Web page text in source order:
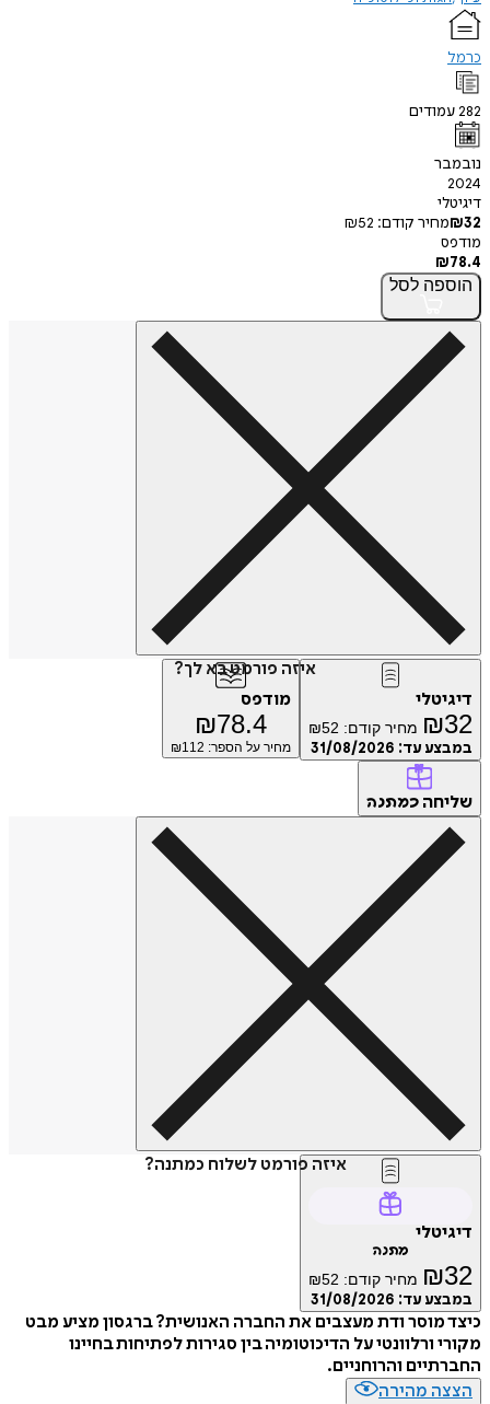
כרמל
282עמודים
נובמבר
2024
דיגיטלי
₪32 מחיר קודם: ₪52
מודפס
₪78.4
הוספה לסל
איזה פורמט בא לך?
דיגיטלי
₪32 מחיר קודם: ₪52
במבצע עד: 31/08/2026
מודפס
₪78.4
מחיר על הספר: ₪ 112
שליחה כמתנה
איזה פורמט לשלוח כמתנה?
דיגיטלי
מתנה
₪32 מחיר קודם: ₪52
במבצע עד: 31/08/2026
כיצד מוסר ודת מעצבים את החברה האנושית? ברגסון מציע מבט
מקורי ורלוונטי על הדיכוטומיה בין סגירות לפתיחות בחיינו
החברתיים והרוחניים.
הצצה מהירה